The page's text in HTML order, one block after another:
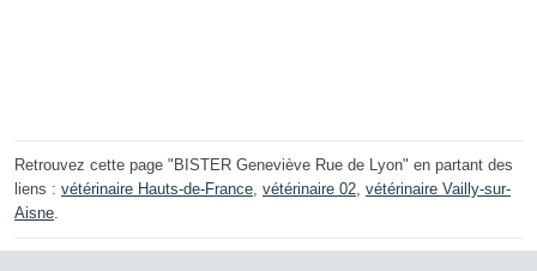
Retrouvez cette page "BISTER Geneviève Rue de Lyon" en partant des
liens : vétérinaire Hauts-de-France, vétérinaire 02, vétérinaire Vailly-sur-
Aisne.